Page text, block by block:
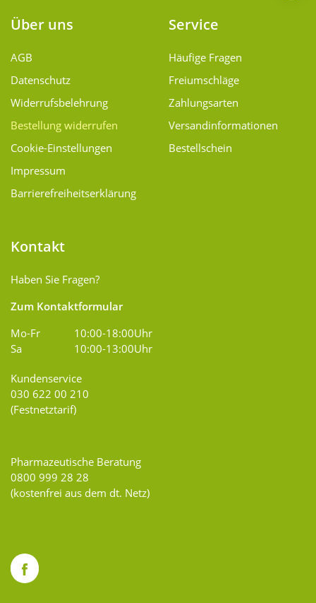
Über uns
AGB
Datenschutz
Widerrufsbelehrung
Bestellung widerrufen
Cookie-Einstellungen
Impressum
Barrierefreiheitserklärung
Service
Häufige Fragen
Freiumschläge
Zahlungsarten
Versand­informationen
Bestellschein
Kontakt
Haben Sie Fragen?
Zum Kontaktformular
Mo-Fr
10:00-18:00Uhr
Sa
10:00-13:00Uhr
Kundenservice
030 622 00 210
(Festnetztarif)
Pharmazeutische Beratung
0800 999 28 28
(kostenfrei aus dem dt. Netz)